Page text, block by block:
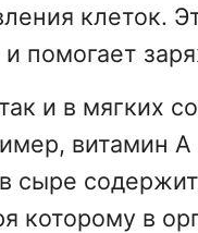
клеток.
помогает
и в мягких
витамин А
сыре
которому в